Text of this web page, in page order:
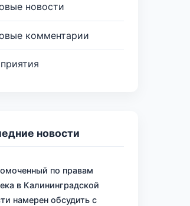
новости
комментарии
новости
по правам
в Калининградской
намерен обсудить с